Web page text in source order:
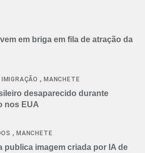
em briga em fila de atração da
IMIGRAÇÃO ,MANCHETE
desaparecido durante
nos EUA
,MANCHETE
publica imagem criada por IA de